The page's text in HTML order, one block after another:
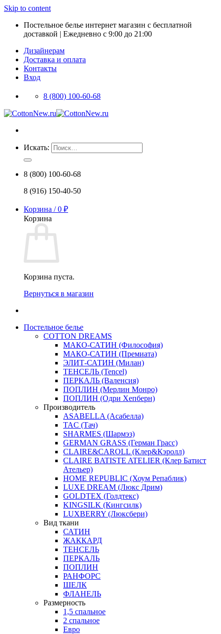
Skip to content
Постельное белье интернет магазин с бесплатной
доставкой | Ежедневно с 9:00 до 21:00
Дизайнерам
Доставка и оплата
Контакты
Вход
8 (800) 100-60-68
Искать:
8 (800) 100-60-68
8 (916) 150-40-50
Корзина /0 ₽
Корзина
Корзина пуста.
Вернуться в магазин
Постельное белье
COTTON DREAMS
МАКО-САТИН (Философия)
МАКО-САТИН (Премиата)
ЭЛИТ-САТИН (Милан)
ТЕНСЕЛЬ (Tencel)
ПЕРКАЛЬ (Валенсия)
ПОПЛИН (Мерлин Монро)
ПОПЛИН (Одри Хепберн)
Производитель
ASABELLA (Асабелла)
TAC (Тач)
SHARMES (Шармэз)
GERMAN GRASS (Герман Грасс)
CLAIRE&CAROLL (Клер&Кэролл)
CLAIRE BATISTE ATELIER (Клер Батист
Ательер)
HOME REPUBLIC (Хоум Репаблик)
LUXE DREAM (Люкс Дрим)
GOLDTEX (Голдтекс)
KINGSILK (Кингсилк)
LUXBERRY (Люксбери)
Вид ткани
САТИН
ЖАККАРД
ТЕНСЕЛЬ
ПЕРКАЛЬ
ПОПЛИН
РАНФОРС
ШЕЛК
ФЛАНЕЛЬ
Размерность
1,5 спальное
2 спальное
Евро